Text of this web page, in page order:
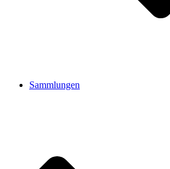
Sammlungen